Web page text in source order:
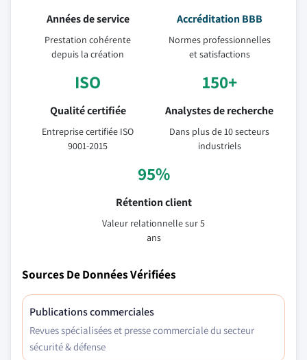
Années de service
Prestation cohérente
depuis la création
Accréditation BBB
Normes professionnelles
et satisfactions
ISO
Qualité certifiée
Entreprise certifiée ISO
9001-2015
150+
Analystes de recherche
Dans plus de 10 secteurs
industriels
95%
Rétention client
Valeur relationnelle sur 5
ans
Sources De Données Vérifiées
Publications commerciales
Revues spécialisées et presse commerciale du secteur
sécurité & défense